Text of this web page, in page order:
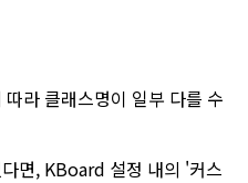
라 클래스명이 일부 다를 수
면, KBoard 설정 내의 '커스